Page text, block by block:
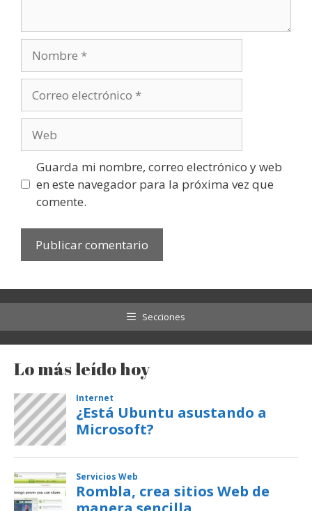
electrónico
Guarda mi nombre, correo electrónico y web
en este navegador para la próxima vez que
comente.
Secciones
Lo más leído hoy